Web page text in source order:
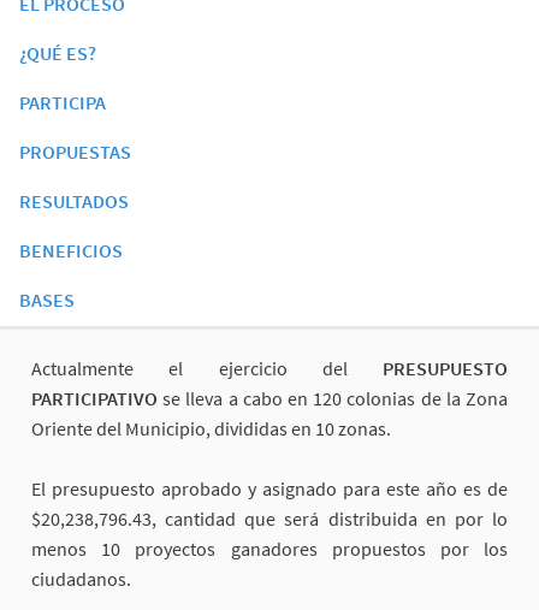
¿QUÉ ES?
PARTICIPA
PROPUESTAS
RESULTADOS
BENEFICIOS
BASES
Actualmente el ejercicio del PRESUPUESTO
PARTICIPATIVO se lleva a cabo en 120 colonias de la Zona
Oriente del Municipio, divididas en 10 zonas.
El presupuesto aprobado y asignado para este año es de
$20,238,796.43, cantidad que será distribuida en por lo
menos 10 proyectos ganadores propuestos por los
ciudadanos.